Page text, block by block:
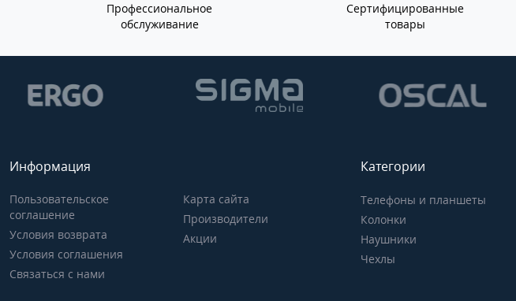
Профессиональное
обслуживание
Сертифицированные
товары
Информация
Пользовательское
соглашение
Условия возврата
Условия соглашения
Связаться с нами
Карта сайта
Производители
Акции
Категории
Телефоны и планшеты
Колонки
Наушники
Чехлы